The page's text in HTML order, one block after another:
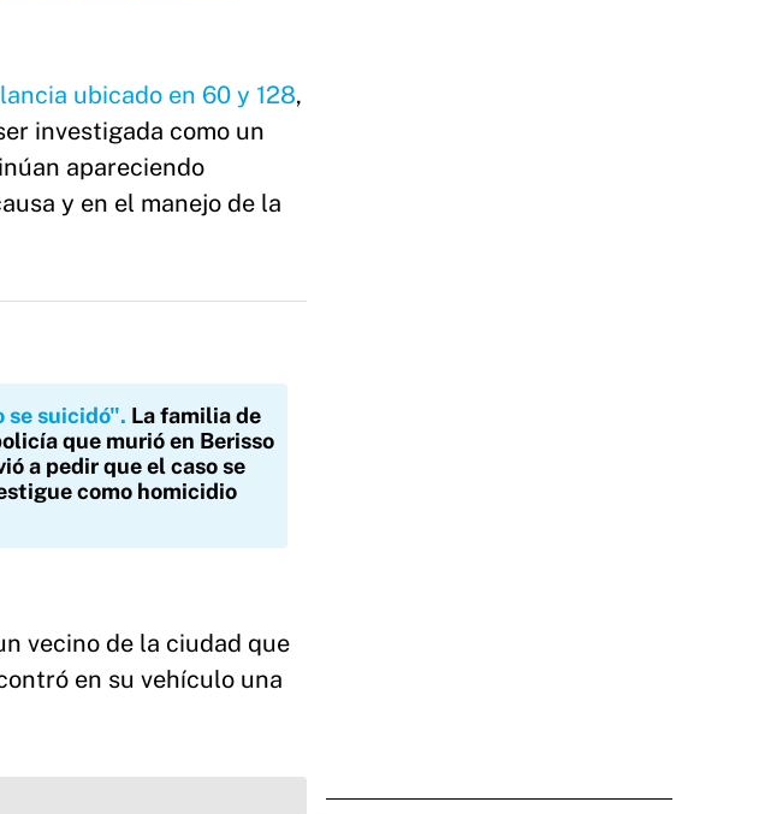
ubicado en 60 y 128,
investigada como un
apareciendo
y en el manejo de la
se suicidó" La familia de
que murió en Berisso
a pedir que el caso se
como homicidio
vecino de la ciudad que
en su vehículo una